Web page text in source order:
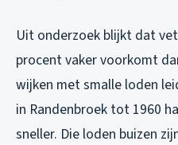
Uit onderzoek blijkt dat
procent vaker voorkomt
wijken met smalle loden
in Randenbroek tot 1960
sneller. Die loden buizen